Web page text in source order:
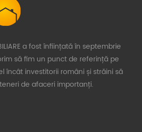
a fost înființată în septembrie
să fim un punct de referință pe
încât investitorii români și străini să
de afaceri importanți.